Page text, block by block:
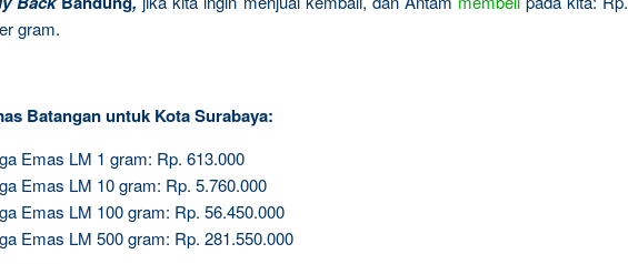
gram.
Batangan untuk Kota Surabaya:
Emas LM 1 gram: Rp. 613.000
Emas LM 10 gram: Rp. 5.760.000
Emas LM 100 gram: Rp. 56.450.000
Emas LM 500 gram: Rp. 281.550.000